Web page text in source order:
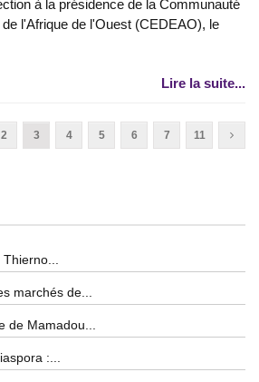
à la présidence de la Communauté
l'Afrique de l'Ouest (CEDEAO), le
Lire la suite...
2 3 4 5 6 7 11
Thierno...
marchés de...
de Mamadou...
:...